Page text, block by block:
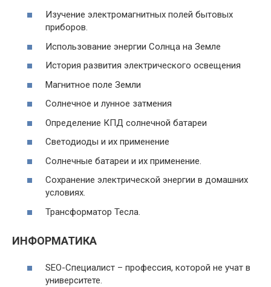
Изучение электромагнитных полей бытовых
приборов.
Использование энергии Солнца на Земле
История развития электрического освещения
Магнитное поле Земли
Солнечное и лунное затмения
Определение КПД солнечной батареи
Светодиоды и их применение
Солнечные батареи и их применение.
Сохранение электрической энергии в домашних
условиях.
Трансформатор Тесла.
ИНФОРМАТИКА
SEO-Специалист – профессия, которой не учат в
университете.